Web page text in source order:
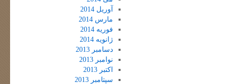
آوریل 2014
مارس 2014
فوریه 2014
ژانویه 2014
دسامبر 2013
نوامبر 2013
اکتبر 2013
سپتامبر 2013